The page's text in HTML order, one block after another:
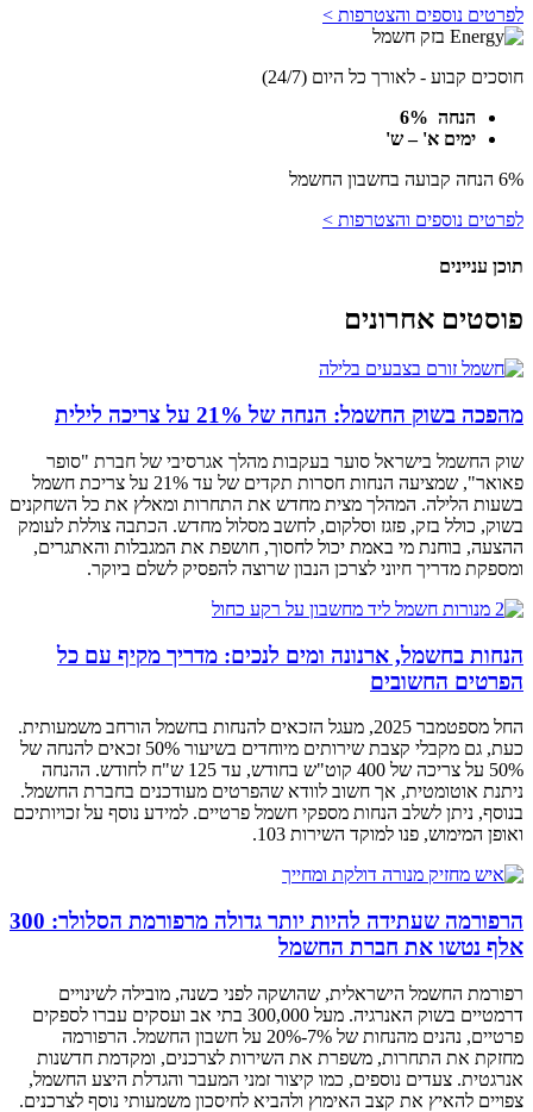
לפרטים נוספים והצטרפות >
חוסכים קבוע - לאורך כל היום (24/7)
הנחה 6%
ימים א' – ש'
6% הנחה קבועה בחשבון החשמל
לפרטים נוספים והצטרפות >
תוכן עניינים
פוסטים אחרונים
מהפכה בשוק החשמל: הנחה של 21% על צריכה לילית
שוק החשמל בישראל סוער בעקבות מהלך אגרסיבי של חברת "סופר
פאואר", שמציעה הנחות חסרות תקדים של עד 21% על צריכת חשמל
בשעות הלילה. המהלך מצית מחדש את התחרות ומאלץ את כל השחקנים
בשוק, כולל בזק, פזגז וסלקום, לחשב מסלול מחדש. הכתבה צוללת לעומק
ההצעה, בוחנת מי באמת יכול לחסוך, חושפת את המגבלות והאתגרים,
ומספקת מדריך חיוני לצרכן הנבון שרוצה להפסיק לשלם ביוקר.
הנחות בחשמל, ארנונה ומים לנכים: מדריך מקיף עם כל
הפרטים החשובים
החל מספטמבר 2025, מעגל הזכאים להנחות בחשמל הורחב משמעותית.
כעת, גם מקבלי קצבת שירותים מיוחדים בשיעור 50% זכאים להנחה של
50% על צריכה של 400 קוט"ש בחודש, עד 125 ש"ח לחודש. ההנחה
ניתנת אוטומטית, אך חשוב לוודא שהפרטים מעודכנים בחברת החשמל.
בנוסף, ניתן לשלב הנחות מספקי חשמל פרטיים. למידע נוסף על זכויותיכם
ואופן המימוש, פנו למוקד השירות 103.
הרפורמה שעתידה להיות יותר גדולה מרפורמת הסלולר: 300
אלף נטשו את חברת החשמל
רפורמת החשמל הישראלית, שהושקה לפני כשנה, מובילה לשינויים
דרמטיים בשוק האנרגיה. מעל 300,000 בתי אב ועסקים עברו לספקים
פרטיים, נהנים מהנחות של 7%-20% על חשבון החשמל. הרפורמה
מחזקת את התחרות, משפרת את השירות לצרכנים, ומקדמת חדשנות
אנרגטית. צעדים נוספים, כמו קיצור זמני המעבר והגדלת היצע החשמל,
צפויים להאיץ את קצב האימוץ ולהביא לחיסכון משמעותי נוסף לצרכנים.